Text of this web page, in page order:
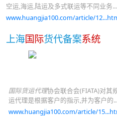
空运,海运,陆运及多式联运等不同业务...
www.huangjia100.com/article/
上海国际货代备案系统
国际货运代理协会联合会(FIATA)对其
运代理是根据客户的指示,并为客户的
www.huangjia100.com/article/